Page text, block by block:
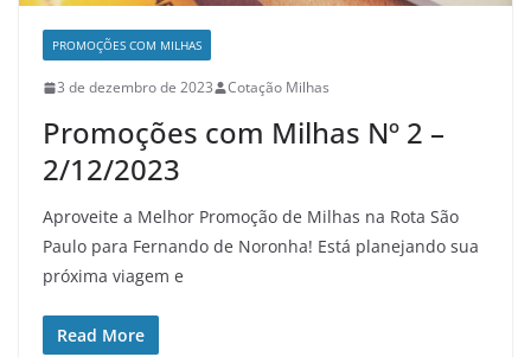
PROMOÇÕES COM MILHAS
3 de dezembro de 2023 Cotação Milhas
Promoções com Milhas Nº 2 –
2/12/2023
Aproveite a Melhor Promoção de Milhas na Rota São
Paulo para Fernando de Noronha! Está planejando sua
próxima viagem e
Read More